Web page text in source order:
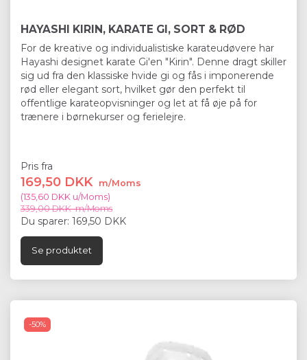
HAYASHI KIRIN, KARATE GI, SORT & RØD
For de kreative og individualistiske karateudøvere har
Hayashi designet karate Gi'en "Kirin". Denne dragt skiller
sig ud fra den klassiske hvide gi og fås i imponerende
rød eller elegant sort, hvilket gør den perfekt til
offentlige karateopvisninger og let at få øje på for
trænere i børnekurser og ferielejre.
Pris fra
169,50 DKK m/Moms
(135,60 DKK u/Moms)
339,00 DKKm/Moms
Du sparer: 169,50 DKK
Se produktet
-50%